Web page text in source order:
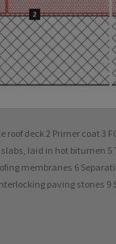
roof deck 2 Primer coat 3
slabs, laid in hot bitumen
membranes 6
paving stones 9